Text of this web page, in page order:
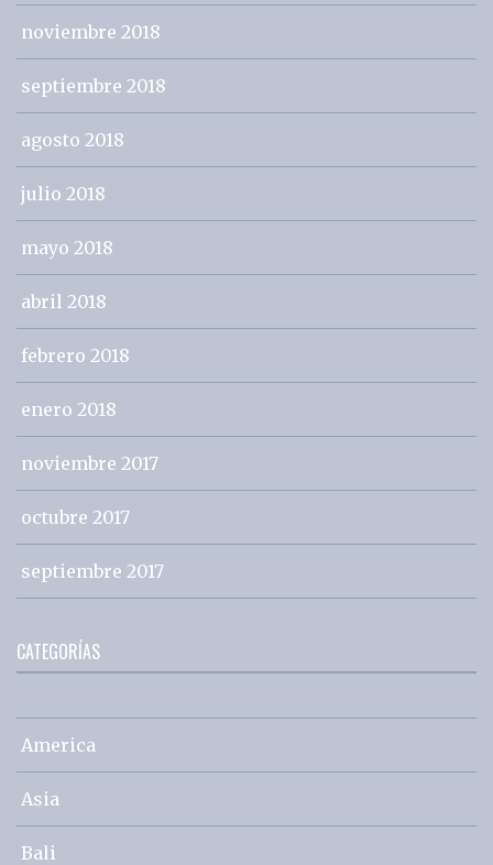
noviembre 2018
septiembre 2018
agosto 2018
julio 2018
mayo 2018
abril 2018
febrero 2018
enero 2018
noviembre 2017
octubre 2017
septiembre 2017
CATEGORÍAS
America
Asia
Bali